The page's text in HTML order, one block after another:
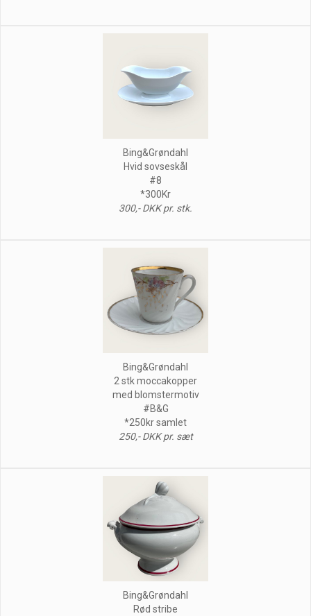
Bing&Grøndahl
Hvid sovseskål
#8
*300Kr
300,- DKK pr. stk.
Bing&Grøndahl
2 stk moccakopper
med blomstermotiv
#B&G
*250kr samlet
250,- DKK pr. sæt
Bing&Grøndahl
Rød stribe